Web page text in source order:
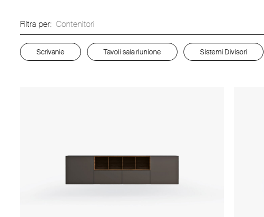
Filtra per: Contenitori
Scrivanie Tavoli sala riunione Sistemi Divisori